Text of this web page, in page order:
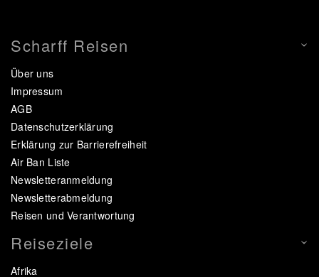
Scharff Reisen
Über uns
Impressum
AGB
Datenschutzerklärung
Erklärung zur Barrierefreiheit
Air Ban Liste
Newsletteranmeldung
Newsletterabmeldung
Reisen und Verantwortung
Reiseziele
Afrika